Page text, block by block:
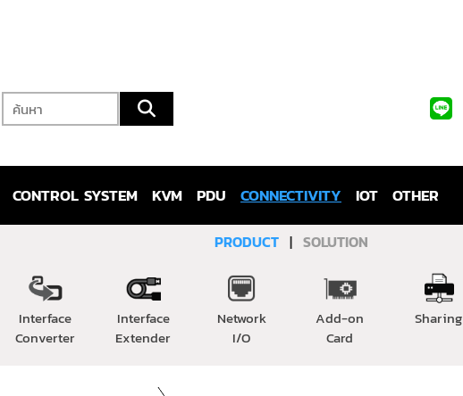
CONTROL SYSTEM KVM PDU CONNECTIVITY IOT OTHER
PRODUCT| SOLUTION
Interface
Converter
Interface
Extender
Network
I/O
Add-on
Card
Sharing